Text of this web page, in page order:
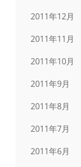
2011年12月
2011年11月
2011年10月
2011年9月
2011年8月
2011年7月
2011年6月